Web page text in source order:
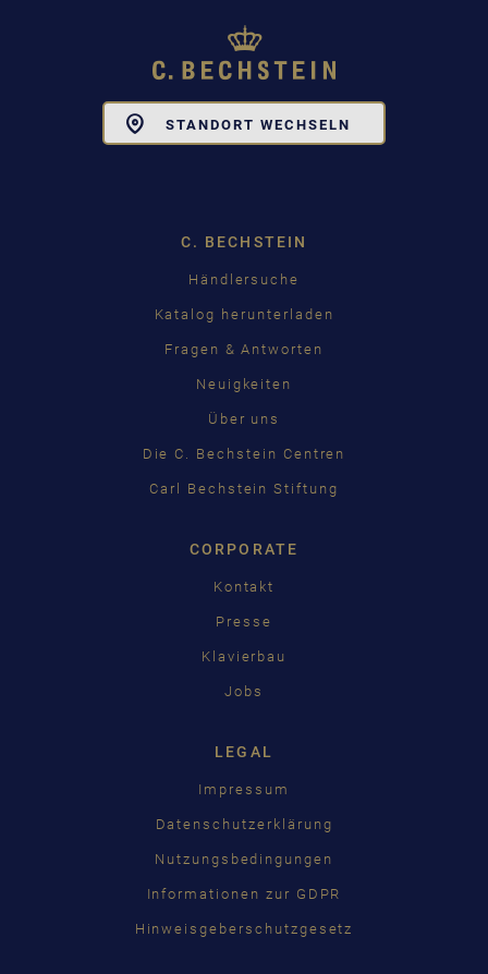
STANDORT WECHSELN
C. BECHSTEIN
Händlersuche
Katalog herunterladen
Fragen & Antworten
Neuigkeiten
Über uns
Die C. Bechstein Centren
Carl Bechstein Stiftung
CORPORATE
Kontakt
Presse
Klavierbau
Jobs
LEGAL
Impressum
Datenschutzerklärung
Nutzungsbedingungen
Informationen zur GDPR
Hinweisgeberschutzgesetz